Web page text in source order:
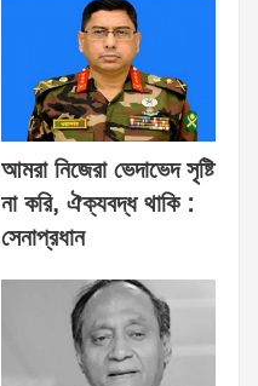
আমরা নিজেরা ভেদাভেদ সৃষ্টি
না করি, ঐক্যবদ্ধ থাকি :
সেনাপ্রধান